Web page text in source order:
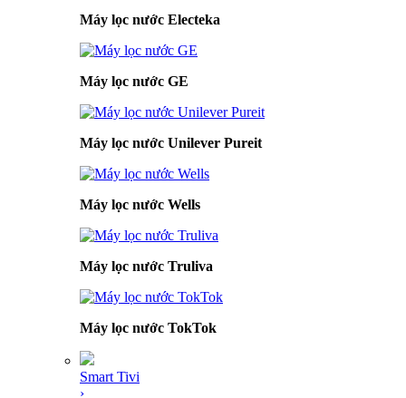
Máy lọc nước Electeka
Máy lọc nước GE
Máy lọc nước Unilever Pureit
Máy lọc nước Wells
Máy lọc nước Truliva
Máy lọc nước TokTok
Smart Tivi
›